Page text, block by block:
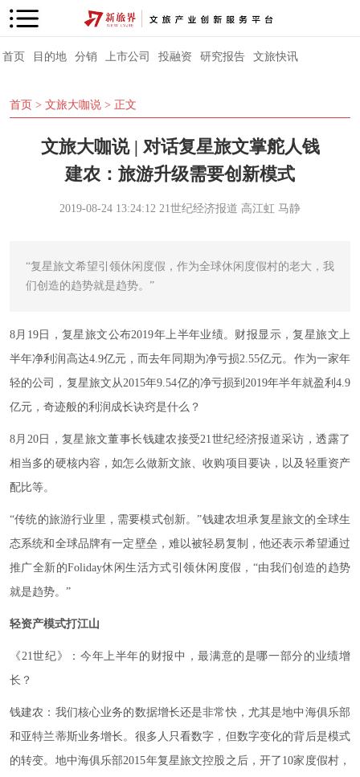
首页 目的地 分销 上市公司 投融资 研究报告 文旅快讯
首页 > 文旅大咖说 > 正文
文旅大咖说 | 对话复星旅文掌舵人钱
建农：旅游升级需要创新模式
2019-08-24 13:24:12 21世纪经济报道 高江虹 马静
“复星旅文希望引领休闲度假，作为全球休闲度假村的老大，我
们创造的趋势就是趋势。”
8月19日，复星旅文公布2019年上半年业绩。财报显示，复星旅文上
半年净利润高达4.9亿元，而去年同期为净亏损2.55亿元。作为一家年
轻的公司，复星旅文从2015年9.54亿的净亏损到2019年半年就盈利4.9
亿元，奇迹般的利润成长诀窍是什么？
8月20日，复星旅文董事长钱建农接受21世纪经济报道采访，透露了
相当多的硬核内容，如怎么做新文旅、收购项目要诀，以及轻重资产
配比等。
“传统的旅游行业里，需要模式创新。”钱建农坦承复星旅文的全球生
态系统和全球品牌有一定壁垒，难以被轻易复制，他还表示希望通过
推广全新的Foliday休闲生活方式引领休闲度假，“由我们创造的趋势
就是趋势。”
轻资产模式打江山
《21世纪》：今年上半年的财报中，最满意的是哪一部分的业绩增
长？
钱建农：我们核心业务的数据增长还是非常快，尤其是地中海俱乐部
和亚特兰蒂斯业务增长。很多人只看数字，但数字变化的背后是模式
的转变。地中海俱乐部2015年复星旅文控股之后，开了10家度假村，